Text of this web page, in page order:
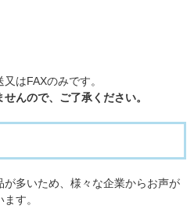
はFAXのみです。
んので、ご了承ください。
多いため、様々な企業からお声が
す。